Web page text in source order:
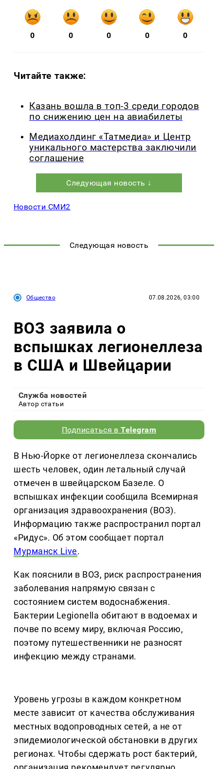
0 0 0 0 0
Читайте также:
Казань вошла в топ-3 среди городов
по снижению цен на авиабилеты
Медиахолдинг «Татмедиа» и Центр
уникального мастерства заключили
соглашение
Следующая новость ↓
Новости СМИ2
Следующая новость
Общество 07.08.2026, 03:00
ВОЗ заявила о
вспышках легионеллеза
в США и Швейцарии
Служба новостей
Автор статьи
Подписаться вTelegram
В Нью-Йорке от легионеллеза скончались
шесть человек, один летальный случай
отмечен в швейцарском Базеле. О
вспышках инфекции сообщила Всемирная
организация здравоохранения (ВОЗ).
Информацию также распространил портал
«Ридус». Об этом сообщает портал
Мурманск Live.
Как пояснили в ВОЗ, риск распространения
заболевания напрямую связан с
состоянием систем водоснабжения.
Бактерии Legionella обитают в водоемах и
почве по всему миру, включая Россию,
поэтому путешественники не разносят
инфекцию между странами.
Уровень угрозы в каждом конкретном
месте зависит от качества обслуживания
местных водопроводных сетей, а не от
эпидемиологической обстановки в других
регионах. Чтобы сдержать рост бактерий,